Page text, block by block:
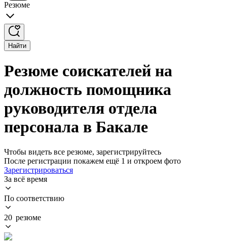
Резюме
Найти
Резюме соискателей на
должность помощника
руководителя отдела
персонала в Бакале
Чтобы видеть все резюме, зарегистрируйтесь
После регистрации покажем ещё 1 и откроем фото
Зарегистрироваться
За всё время
По соответствию
20 резюме